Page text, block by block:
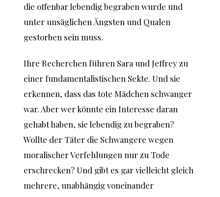
die offenbar lebendig begraben wurde und
unter unsäglichen Ängsten und Qualen
gestorben sein muss.
Ihre Recherchen führen Sara und Jeffrey zu
einer fundamentalistischen Sekte. Und sie
erkennen, dass das tote Mädchen schwanger
war. Aber wer könnte ein Interesse daran
gehabt haben, sie lebendig zu begraben?
Wollte der Täter die Schwangere wegen
moralischer Verfehlungen nur zu Tode
erschrecken? Und gibt es gar vielleicht gleich
mehrere, unabhängig voneinander